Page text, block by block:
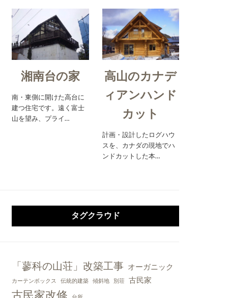
湘南台の家
南・東側に開けた高台に
建つ住宅です。遠く富士
山を望み、プライ…
高山のカナデ
ィアンハンド
カット
計画・設計したログハウ
スを、カナダの現地でハ
ンドカットした本…
タグクラウド
「蓼科の山荘」改築工事 オーガニック
カーテンボックス 伝統的建築 傾斜地 別荘 古民家
古民家改修